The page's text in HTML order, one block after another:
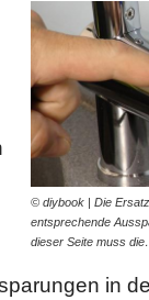
© diybook | Die
entsprechende
dieser Seite muss
in